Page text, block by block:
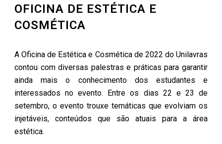
OFICINA DE ESTÉTICA E
COSMÉTICA
A Oficina de Estética e Cosmética de 2022 do Unilavras
contou com diversas palestras e práticas para garantir
ainda mais o conhecimento dos estudantes e
interessados no evento. Entre os dias 22 e 23 de
setembro, o evento trouxe temáticas que evolviam os
injetáveis, conteúdos que são atuais para a área
estética.